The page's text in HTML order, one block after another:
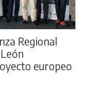
Regional
europeo